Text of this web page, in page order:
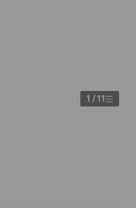
책금이 발생할 수 있습니다.
가격비교 플랫폼
1 / 11